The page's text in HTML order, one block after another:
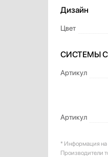
Чайники
Дизайн
Цвет
СИСТЕМЫ
Артикул
Артикул
* Информация на
Производители